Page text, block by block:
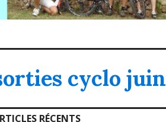
cyclo juin
RÉCENTS